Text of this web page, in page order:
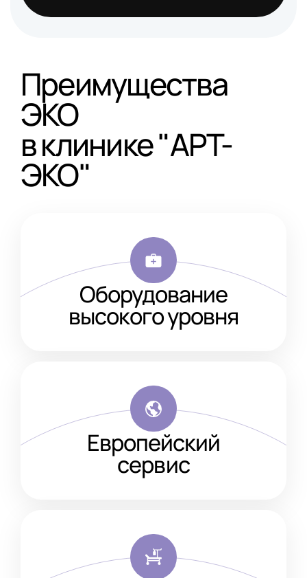
Преимущества
ЭКО
в клинике "АРТ-
ЭКО"
Оборудование
высокого уровня
Европейский
сервис